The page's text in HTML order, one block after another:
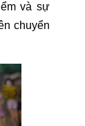
và sự
chuyển